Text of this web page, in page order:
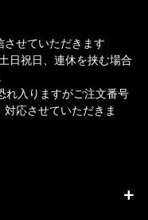
せていただきます
日祝日、連休を挟む場合
れ入りますがご注文番号
応させていただきま